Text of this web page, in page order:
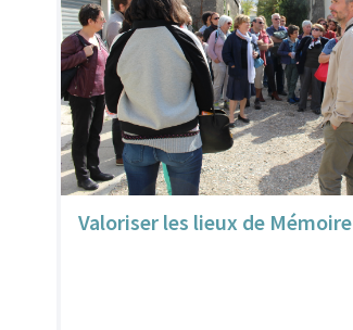
Valoriser les lieux de Mémoire